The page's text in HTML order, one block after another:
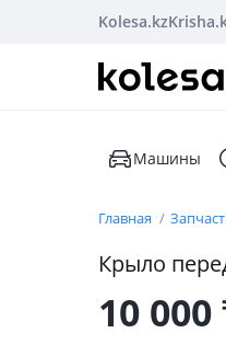
Kolesa.kz
Машины
Главная
Крыло
10 000